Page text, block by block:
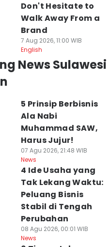
Don't Hesitate to
Walk Away From a
Brand
7 Aug 2026, 11:00 WIB
English
News Sulawesi
5 Prinsip Berbisnis
Ala Nabi
Muhammad SAW,
Harus Jujur!
07 Agu 2026, 21:48 WIB
News
4 Ide Usaha yang
Tak Lekang Waktu:
Peluang Bisnis
Stabil di Tengah
Perubahan
08 Agu 2026, 00:01 WIB
News